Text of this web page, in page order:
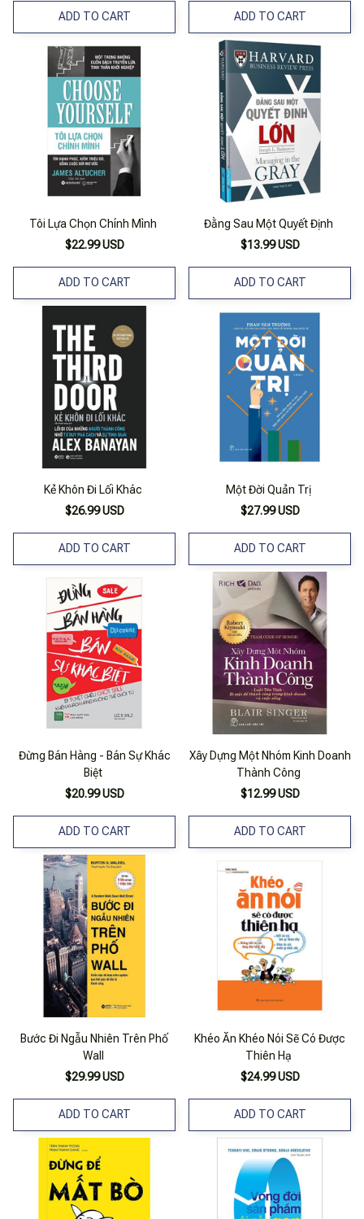
ADD TO CART ADD TO CART
Tôi Lựa Chọn Chính Mình
$22.99 USD
ADD TO CART
Đằng Sau Một Quyết Định
$13.99 USD
ADD TO CART
Kẻ Khôn Đi Lối Khác
$26.99 USD
ADD TO CART
Một Đời Quản Trị
$27.99 USD
ADD TO CART
Đừng Bán Hàng - Bán Sự Khác
Biệt
$20.99 USD
ADD TO CART
Xây Dựng Một Nhóm Kinh Doanh
Thành Công
$12.99 USD
ADD TO CART
Bước Đi Ngẫu Nhiên Trên Phố
Wall
$29.99 USD
ADD TO CART
Khéo Ăn Khéo Nói Sẽ Có Được
Thiên Hạ
$24.99 USD
ADD TO CART